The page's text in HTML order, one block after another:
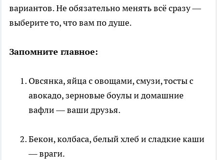
вариантов. Не обязательно менять всё сразу —
выберите то, что вам по душе.
Запомните главное:
Овсянка, яйца с овощами, смузи, тосты с
авокадо, зерновые боулы и домашние
вафли — ваши друзья.
Бекон, колбаса, белый хлеб и сладкие каши
— враги.